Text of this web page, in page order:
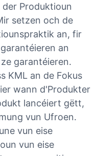
Produktioun
setzen och de
an, fir
an
garantéieren.
KML an de Fokus
wann d'Produkter
lancéiert gëtt,
vun Ufroen.
vun eise
vun eise